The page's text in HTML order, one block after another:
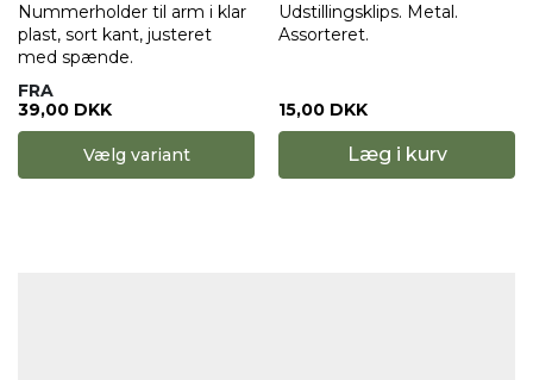
Nummerholder til arm i klar
plast, sort kant, justeret
med spænde.
FRA
39,00 DKK
Vælg variant
Udstillingsklips. Metal.
Assorteret.
15,00 DKK
Læg i kurv